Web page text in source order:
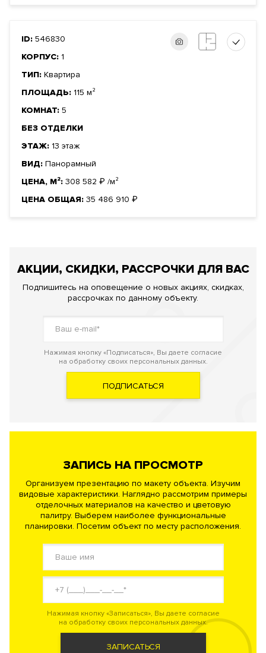
ID: 546830
КОРПУС: 1
ТИП: Квартира
ПЛОЩАДЬ: 115 м²
КОМНАТ: 5
БЕЗ ОТДЕЛКИ
ЭТАЖ: 13 этаж
ВИД: Панорамный
ЦЕНА, М²: 308 582 ₽ /м²
ЦЕНА ОБЩАЯ: 35 486 910 ₽
АКЦИИ, СКИДКИ, РАССРОЧКИ ДЛЯ ВАС
Подпишитесь на оповещение о новых акциях, скидках,
рассрочках по данному объекту.
Нажимая кнопку «Подписаться», Вы даете согласие
на обработку своих персональных данных.
ПОДПИСАТЬСЯ
ЗАПИСЬ НА ПРОСМОТР
Организуем презентацию по макету объекта. Изучим
видовые характеристики. Наглядно рассмотрим примеры
отделочных материалов на качество и цветовую
палитру. Выберем наиболее функциональные
планировки. Посетим объект по месту расположения.
Нажимая кнопку «Записаться», Вы даете согласие
на обработку своих персональных данных.
ЗАПИСАТЬСЯ